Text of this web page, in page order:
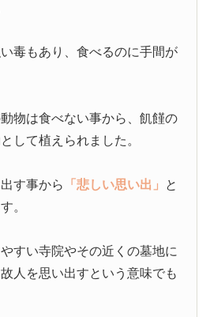
毒もあり、食べるのに手間が
物は食べない事から、飢饉の
して植えられました。
す事から 「悲しい思い出」 と
。
すい寺院やその近くの墓地に
人を思い出すという意味でも